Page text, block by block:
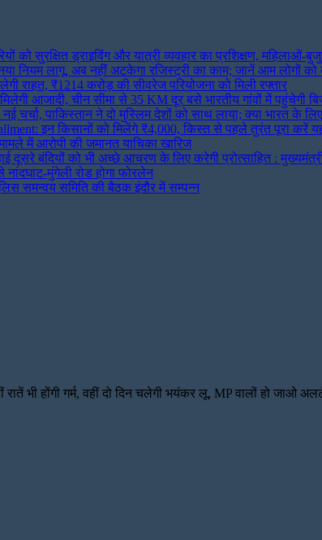
को सुरक्षित ड्राइविंग और यात्री व्यवहार का प्रशिक्षण, महिलाओं-
नियम लागू, अब नहीं अटकेगा रजिस्ट्री का काम; जानें आम लोगों को
राहत, ₹1214 करोड़ की सीवरेज परियोजना को मिली रफ्तार
आजादी, चीन सीमा से 35 KM दूर बसे भारतीय गांवों में पहुंचेगी
चर्चा, पाकिस्तान ने दो मुस्लिम देशों को साथ लाया; क्या भारत के
इन किसानों को मिलेंगे ₹4,000, किस्त से पहले तुरंत पूरा करें
में आरोपी की जमानत याचिका खारिज
दूसरे बंदियों को भी अच्छे आचरण के लिए करेगी प्रोत्साहित :
मुंगेली रोड होगा फोरलेन
समन्वय समिति की बैठक इंदौर में सम्पन्न
रातें भी होंगी गर्म, वहीं दो दिन चलेगी भयंकर लू, MP वालों हो जाओ